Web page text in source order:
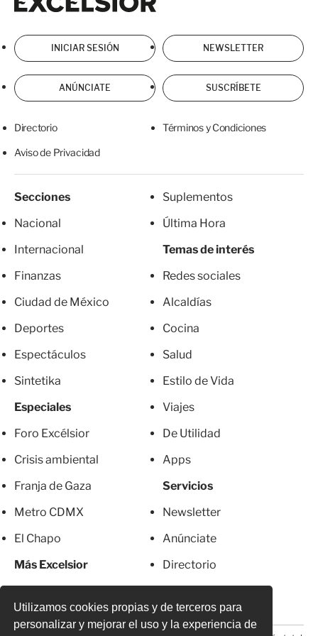
Utilizamos cookies propias y de terceros para
personalizar y mejorar el uso y la experiencia de
INICIAR SESIÓN NEWSLETTER
ANÚNCIATE SUSCRÍBETE
Directorio Términos y Condiciones
Aviso de Privacidad
Secciones
Nacional
Internacional
Finanzas
Ciudad de México
Deportes
Espectáculos
Sintetika
Especiales
Foro Excélsior
Crisis ambiental
Franja de Gaza
Metro CDMX
El Chapo
Más Excelsior
Suplementos
Última Hora
Temas de interés
Redes sociales
Alcaldías
Cocina
Salud
Estilo de Vida
Viajes
De Utilidad
Apps
Servicios
Newsletter
Anúnciate
Directorio